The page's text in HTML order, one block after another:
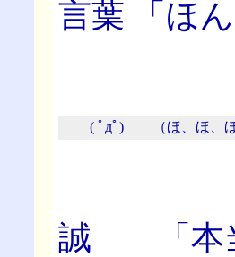
言葉 「ほ
( ﾟдﾟ) （ほ、ほ、ほ
誠 「本当